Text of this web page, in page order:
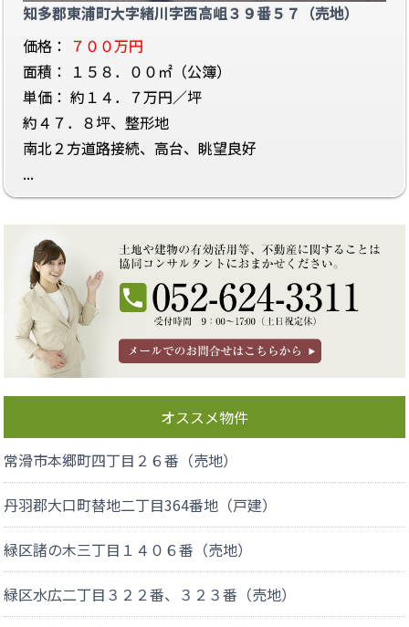
知多郡東浦町大字緒川字西高岨３９番５７（売地）
価格： ７００万円
面積： １５８．００㎡（公簿）
単価： 約１４．７万円／坪
約４７．８坪、整形地
南北２方道路接続、高台、眺望良好
...
オススメ物件
常滑市本郷町四丁目２６番（売地）
丹羽郡大口町替地二丁目364番地（戸建）
緑区諸の木三丁目１４０６番（売地）
緑区水広二丁目３２２番、３２３番（売地）